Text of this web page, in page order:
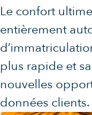
Le confort
entièrement
plus rapide et
nouvelles
données clients.